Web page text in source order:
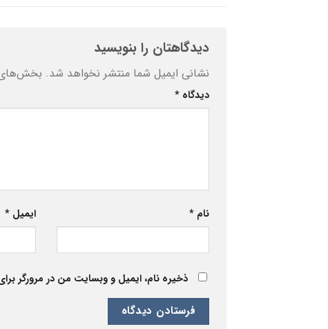
دیدگاهتان را بنویسید
نشانی ایمیل شما منتشر نخواهد شد. بخش‌های
دیدگاه *
نام * ایمیل *
ذخیره نام، ایمیل و وبسایت من در مرورگر